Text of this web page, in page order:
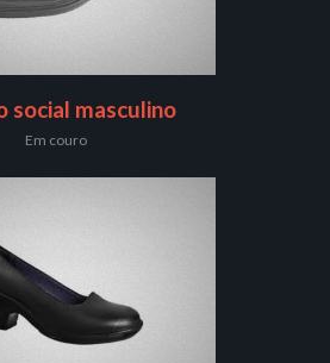
social masculino
Em couro